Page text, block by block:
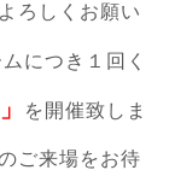
ろしくお願い
につき１回く
を開催致しま
ご来場をお待